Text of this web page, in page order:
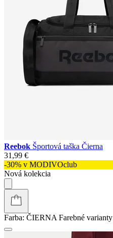
Reebok Športová taška Čierna
31,99 €
-30% v MODIVOclub
Nová kolekcia
Farba: ČIERNA Farebné varianty